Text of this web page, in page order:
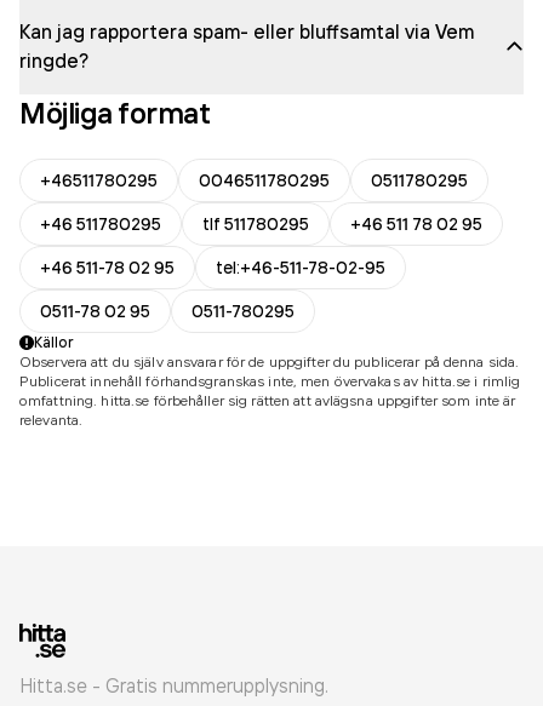
Kan jag rapportera spam- eller bluffsamtal via Vem
ringde?
Möjliga format
+46511780295 0046511780295
0511780295
+46 511780295
tlf 511780295
+46 511 78 02 95
+46 511-78 02 95
tel:+46-511-78-02-95
0511-78 02 95
0511-780295
Källor
Observera att du själv ansvarar för de uppgifter du publicerar på denna sida.
Publicerat innehåll förhandsgranskas inte, men övervakas av hitta.se i rimlig
omfattning. hitta.se förbehåller sig rätten att avlägsna uppgifter som inte är
relevanta.
Hitta.se - Gratis nummerupplysning.